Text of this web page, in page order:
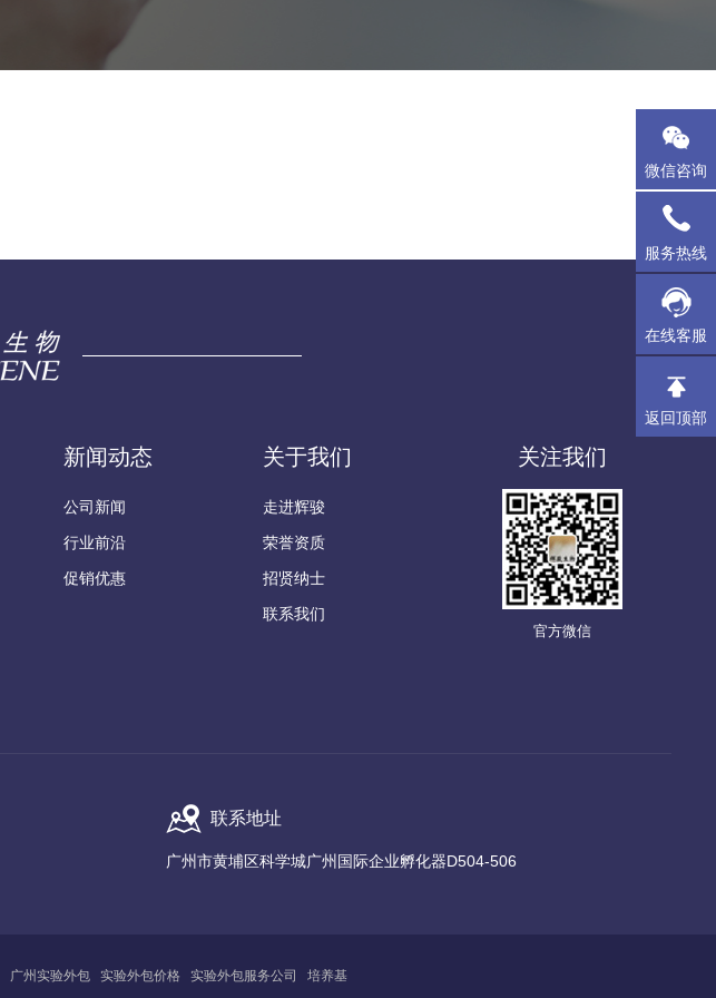
新闻动态
公司新闻
行业前沿
促销优惠
关于我们
走进辉骏
荣誉资质
招贤纳士
联系我们
关注我们
官方微信
联系地址
广州市黄埔区科学城广州国际企业孵化器D504-506
广州 实验外包 实验外包价格 实验外包服务公司 培养基
微信咨询
服务热线
在线客服
返回顶部